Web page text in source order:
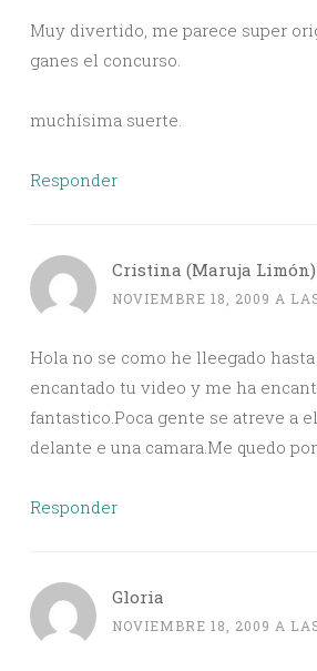
Muy divertido, me parece super
ganes el concurso.
muchísima suerte.
Responder
Cristina (Maruja Limón)
NOVIEMBRE 18, 2009 A
Hola no se como he lleegado
encantado tu video y me ha
fantastico.Poca gente se atreve a
delante e una camara.Me quedo
Responder
Gloria
NOVIEMBRE 18, 2009 A